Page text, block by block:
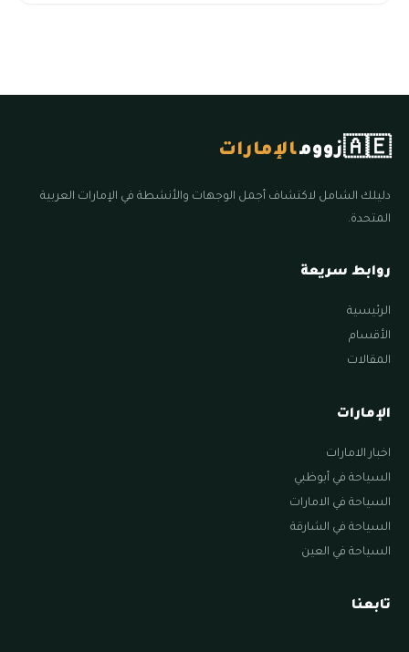
🇦🇪زوومالإمارات
دليلك الشامل لاكتشاف أجمل الوجهات والأنشطة في الإمارات العربية
المتحدة.
روابط سريعة
الرئيسية
الأقسام
المقالات
الإمارات
اخبار الامارات
السياحة في أبوظبي
السياحة في الامارات
السياحة في الشارقة
السياحة في العين
تابعنا